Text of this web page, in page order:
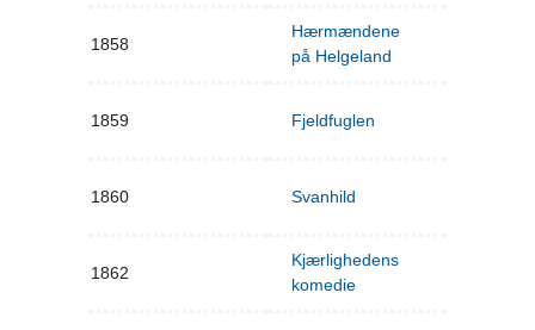
1858
Hærmændene
på Helgeland
1859 Fjeldfuglen
1860 Svanhild
1862
Kjærlighedens
komedie